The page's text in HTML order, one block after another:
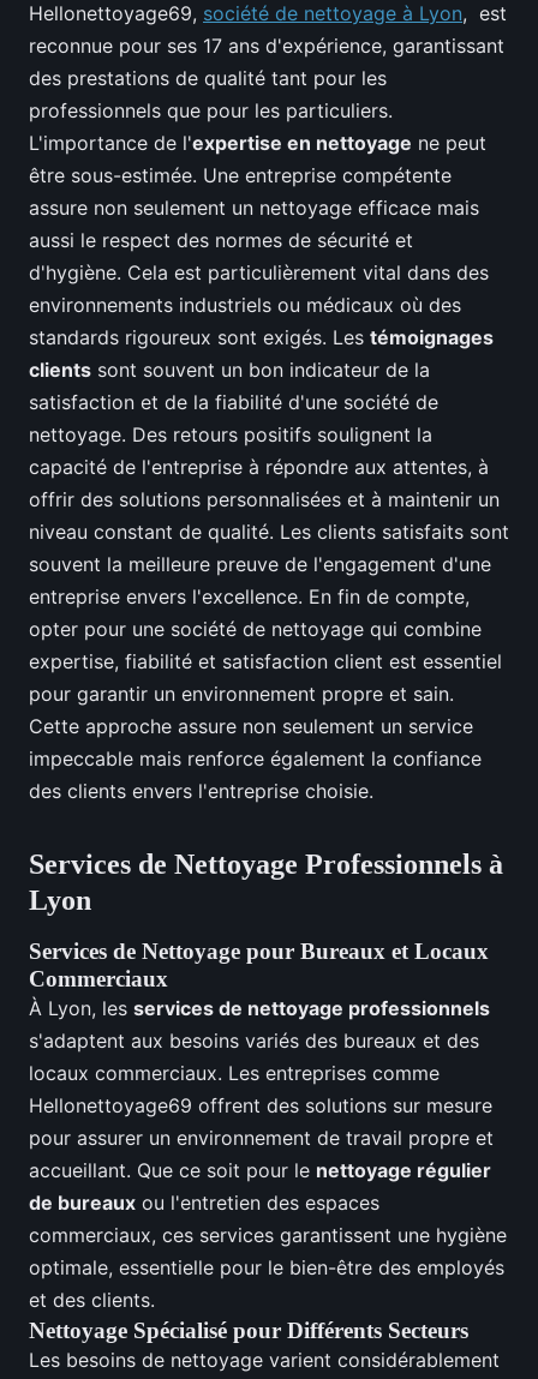
Hellonettoyage69, société de nettoyage à Lyon, est
reconnue pour ses 17 ans d'expérience, garantissant
des prestations de qualité tant pour les
professionnels que pour les particuliers.
L'importance de l'expertise en nettoyage ne peut
être sous-estimée. Une entreprise compétente
assure non seulement un nettoyage efficace mais
aussi le respect des normes de sécurité et
d'hygiène. Cela est particulièrement vital dans des
environnements industriels ou médicaux où des
standards rigoureux sont exigés. Les témoignages
clients sont souvent un bon indicateur de la
satisfaction et de la fiabilité d'une société de
nettoyage. Des retours positifs soulignent la
capacité de l'entreprise à répondre aux attentes, à
offrir des solutions personnalisées et à maintenir un
niveau constant de qualité. Les clients satisfaits sont
souvent la meilleure preuve de l'engagement d'une
entreprise envers l'excellence. En fin de compte,
opter pour une société de nettoyage qui combine
expertise, fiabilité et satisfaction client est essentiel
pour garantir un environnement propre et sain.
Cette approche assure non seulement un service
impeccable mais renforce également la confiance
des clients envers l'entreprise choisie.
Services de Nettoyage Professionnels à
Lyon
Services de Nettoyage pour Bureaux et Locaux
Commerciaux
À Lyon, les services de nettoyage professionnels
s'adaptent aux besoins variés des bureaux et des
locaux commerciaux. Les entreprises comme
Hellonettoyage69 offrent des solutions sur mesure
pour assurer un environnement de travail propre et
accueillant. Que ce soit pour le nettoyage régulier
de bureaux ou l'entretien des espaces
commerciaux, ces services garantissent une hygiène
optimale, essentielle pour le bien-être des employés
et des clients.
Nettoyage Spécialisé pour Différents Secteurs
Les besoins de nettoyage varient considérablement